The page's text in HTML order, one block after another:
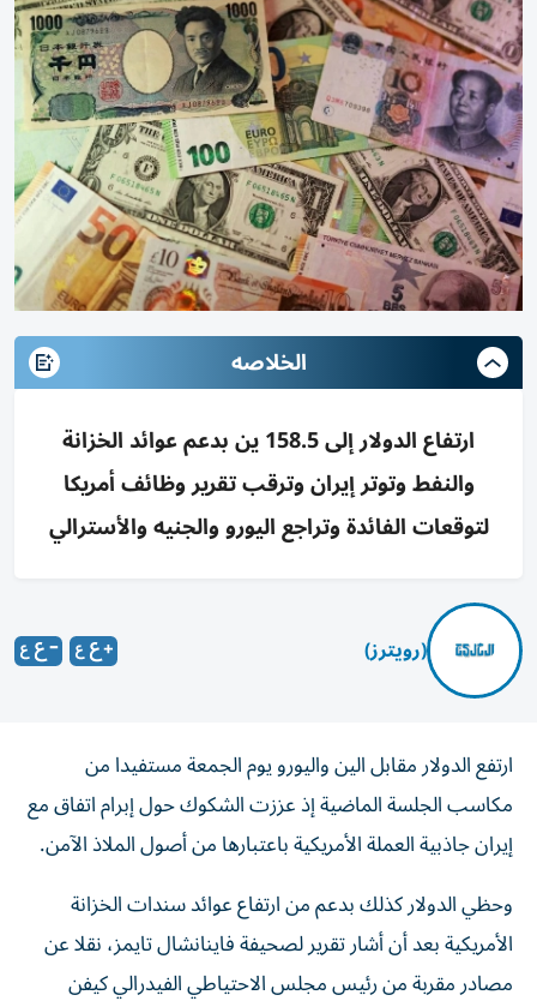
الخلاصه
ارتفاع الدولار إلى 158.5 ين بدعم عوائد الخزانة
والنفط وتوتر إيران وترقب تقرير وظائف أمريكا
لتوقعات الفائدة وتراجع اليورو والجنيه والأسترالي
(رويترز)
ارتفع الدولار مقابل الين واليورو يوم الجمعة مستفيدا من
مكاسب الجلسة الماضية إذ عززت الشكوك حول إبرام اتفاق مع
إيران جاذبية العملة الأمريكية باعتبارها من أصول الملاذ ‌الآمن.
وحظي الدولار كذلك بدعم من ارتفاع عوائد سندات الخزانة
الأمريكية بعد أن أشار ​تقرير لصحيفة ⁠فاينانشال تايمز، نقلا عن
مصادر مقربة من رئيس مجلس الاحتياطي الفيدرالي كيفن